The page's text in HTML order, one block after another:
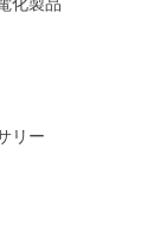
化製品
リー